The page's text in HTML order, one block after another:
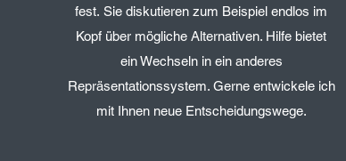
fest. Sie diskutieren zum Beispiel endlos im
Kopf über mögliche Alternativen. Hilfe bietet
ein Wechseln in ein anderes
Repräsentationssystem. Gerne entwickele ich
mit Ihnen neue Entscheidungswege.